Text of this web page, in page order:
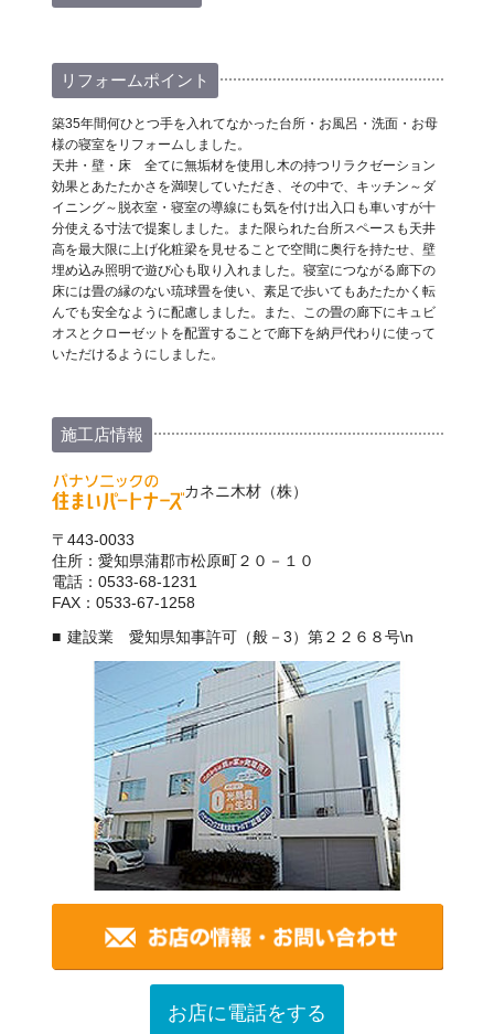
リフォームポイント
築35年間何ひとつ手を入れてなかった台所・お風呂・洗面・お母
様の寝室をリフォームしました。
天井・壁・床 全てに無垢材を使用し木の持つリラクゼーション
効果とあたたかさを満喫していただき、その中で、キッチン～ダ
イニング～脱衣室・寝室の導線にも気を付け出入口も車いすが十
分使える寸法で提案しました。また限られた台所スペースも天井
高を最大限に上げ化粧梁を見せることで空間に奥行を持たせ、壁
埋め込み照明で遊び心も取り入れました。寝室につながる廊下の
床には畳の縁のない琉球畳を使い、素足で歩いてもあたたかく転
んでも安全なように配慮しました。また、この畳の廊下にキュビ
オスとクローゼットを配置することで廊下を納戸代わりに使って
いただけるようにしました。
施工店情報
カネニ木材（株）
〒443-0033
住所：愛知県蒲郡市松原町２０－１０
電話：0533-68-1231
FAX：0533-67-1258
建設業 愛知県知事許可（般－3）第２２６８号\n
お店に電話をする